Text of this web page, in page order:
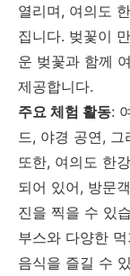
열리며, 여의도
집니다. 벚꽃이
운 벚꽃과 함께
제공합니다.
주요 체험 활동:
드, 야경 공연,
또한, 여의도 한
되어 있어, 방문
진을 찍을 수 있
부스와 다양한
음식을 즐길 수